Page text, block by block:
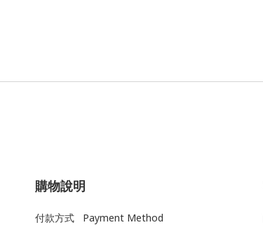
購物說明
付款方式 Payment Method